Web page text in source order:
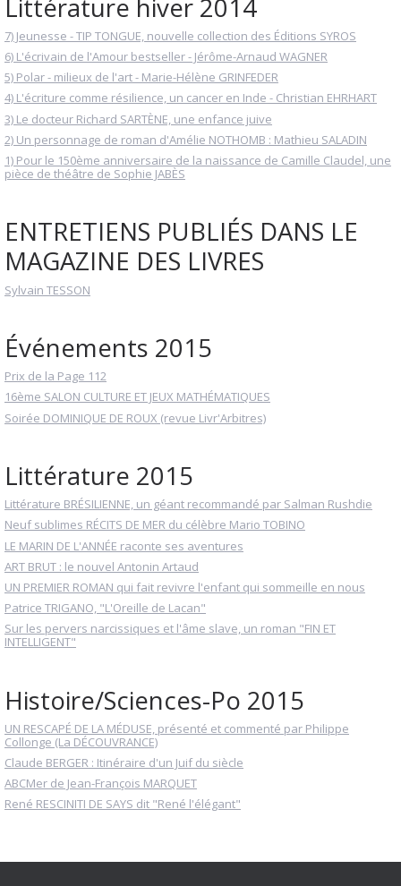
Littérature hiver 2014
7) Jeunesse - TIP TONGUE, nouvelle collection des Éditions SYROS
6) L'écrivain de l'Amour bestseller - Jérôme-Arnaud WAGNER
5) Polar - milieux de l'art - Marie-Hélène GRINFEDER
4) L'écriture comme résilience, un cancer en Inde - Christian EHRHART
3) Le docteur Richard SARTÈNE, une enfance juive
2) Un personnage de roman d'Amélie NOTHOMB : Mathieu SALADIN
1) Pour le 150ème anniversaire de la naissance de Camille Claudel, une
pièce de théâtre de Sophie JABÈS
ENTRETIENS PUBLIÉS DANS LE
MAGAZINE DES LIVRES
Sylvain TESSON
Événements 2015
Prix de la Page 112
16ème SALON CULTURE ET JEUX MATHÉMATIQUES
Soirée DOMINIQUE DE ROUX (revue Livr'Arbitres)
Littérature 2015
Littérature BRÉSILIENNE, un géant recommandé par Salman Rushdie
Neuf sublimes RÉCITS DE MER du célèbre Mario TOBINO
LE MARIN DE L'ANNÉE raconte ses aventures
ART BRUT : le nouvel Antonin Artaud
UN PREMIER ROMAN qui fait revivre l'enfant qui sommeille en nous
Patrice TRIGANO, "L'Oreille de Lacan"
Sur les pervers narcissiques et l'âme slave, un roman "FIN ET
INTELLIGENT"
Histoire/Sciences-Po 2015
UN RESCAPÉ DE LA MÉDUSE, présenté et commenté par Philippe
Collonge (La DÉCOUVRANCE)
Claude BERGER : Itinéraire d'un Juif du siècle
ABCMer de Jean-François MARQUET
René RESCINITI DE SAYS dit "René l'élégant"